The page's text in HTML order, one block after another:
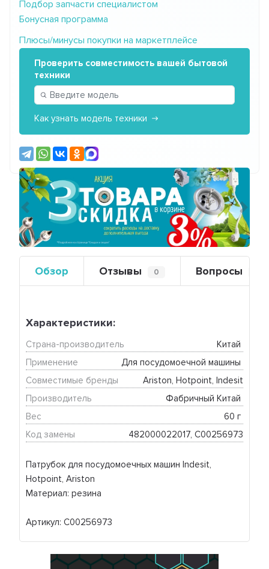
Подбор запчасти специалистом
Бонусная программа
Плюсы/минусы покупки на маркетплейсе
Проверить совместимость вашей бытовой
техники
Как узнать модель техники
Предыдущий
Обзор Отзывы 0 Вопросы
Патрубок для посудомоечных машин Indesit,
Hotpoint, Ariston
Материал: резина
Артикул: C00256973
Характеристики:
Страна-производитель
Китай
Применение
Для посудомоечной машины
Совместимые бренды
Ariston, Hotpoint, Indesit
Производитель
Фабричный Китай
Вес
60 г
Код замены
482000022017, C00256973